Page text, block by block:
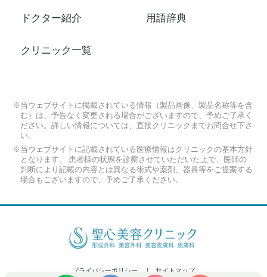
ドクター紹介
クリニック一覧
用語辞典
※当ウェブサイトに掲載されている情報（製品画像、製品名称等を含
む）は、予告なく変更される場合がございますので、予めご了承く
ださい。詳しい情報については、直接クリニックまでお問合せ下さ
い。
※当ウェブサイトに記載されている医療情報はクリニックの基本方針
となります。 患者様の状態を診察させていただいた上で、医師の
判断により記載の内容とは異なる術式や薬剤、器具等をご提案する
場合もございますので、予めご了承ください。
プライバシーポリシー サイトマップ